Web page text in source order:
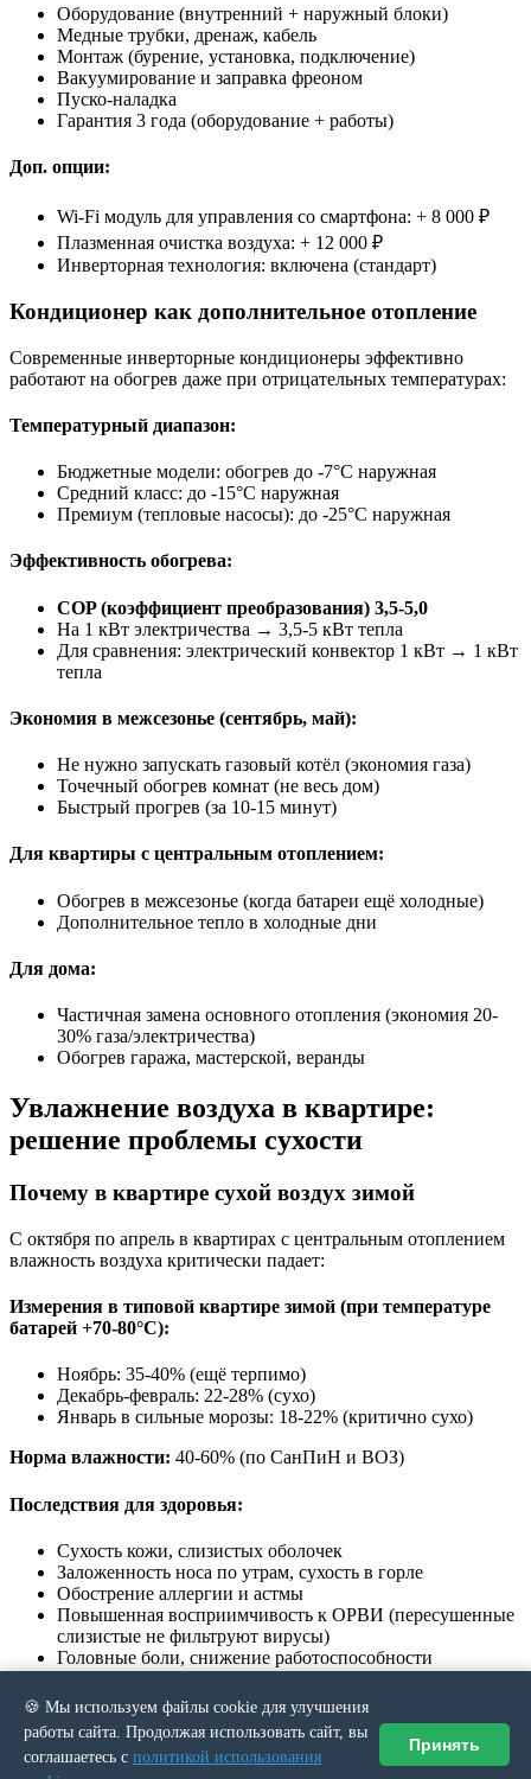
Оборудование (внутренний + наружный блоки)
Медные трубки, дренаж, кабель
Монтаж (бурение, установка, подключение)
Вакуумирование и заправка фреоном
Пуско-наладка
Гарантия 3 года (оборудование + работы)
Доп. опции:
Wi-Fi модуль для управления со смартфона: + 8 000 ₽
Плазменная очистка воздуха: + 12 000 ₽
Инверторная технология: включена (стандарт)
Кондиционер как дополнительное отопление
Современные инверторные кондиционеры эффективно
работают на обогрев даже при отрицательных температурах:
Температурный диапазон:
Бюджетные модели: обогрев до -7°C наружная
Средний класс: до -15°C наружная
Премиум (тепловые насосы): до -25°C наружная
Эффективность обогрева:
COP (коэффициент преобразования) 3,5-5,0
На 1 кВт электричества → 3,5-5 кВт тепла
Для сравнения: электрический конвектор 1 кВт → 1 кВт
тепла
Экономия в межсезонье (сентябрь, май):
Не нужно запускать газовый котёл (экономия газа)
Точечный обогрев комнат (не весь дом)
Быстрый прогрев (за 10-15 минут)
Для квартиры с центральным отоплением:
Обогрев в межсезонье (когда батареи ещё холодные)
Дополнительное тепло в холодные дни
Для дома:
Частичная замена основного отопления (экономия 20-
30% газа/электричества)
Обогрев гаража, мастерской, веранды
Увлажнение воздуха в квартире:
решение проблемы сухости
Почему в квартире сухой воздух зимой
С октября по апрель в квартирах с центральным отоплением
влажность воздуха критически падает:
Измерения в типовой квартире зимой (при температуре
батарей +70-80°C):
Ноябрь: 35-40% (ещё терпимо)
Декабрь-февраль: 22-28% (сухо)
Январь в сильные морозы: 18-22% (критично сухо)
Норма влажности: 40-60% (по СанПиН и ВОЗ)
Последствия для здоровья:
Сухость кожи, слизистых оболочек
Заложенность носа по утрам, сухость в горле
Обострение аллергии и астмы
Повышенная восприимчивость к ОРВИ (пересушенные
слизистые не фильтруют вирусы)
Головные боли, снижение работоспособности
Последствия для интерьера:
Растрескивание паркета и массивной доски (щели до
мм
🍪 Мы используем файлы cookie для улучшения
работы сайта. Продолжая использовать сайт, вы
соглашаетесь с политикой использования
Принять